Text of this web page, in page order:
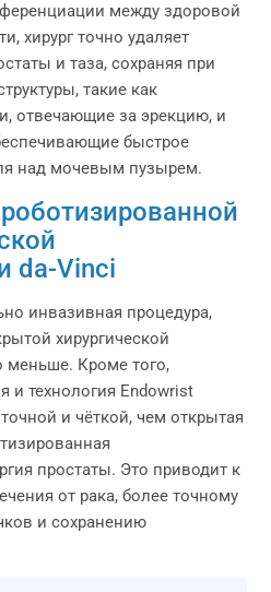
между здоровой
хирург точно удаляет
и таза, сохраняя при
такие как
отвечающие за эрекцию, и
быстрое
над мочевым пузырем.
da-Vinci
инвазивная процедура,
хирургической
меньше. Кроме того,
и технология Endowrist
и чёткой, чем открытая
простаты. Это приводит к
от рака, более точному
и сохранению